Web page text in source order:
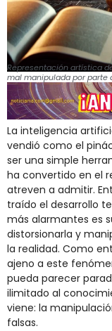
Representación artística
mal manipulada por parte
La inteligencia
vendió como el
ser una simple
ha convertido en el
atreven a admitir.
traído el desarrollo
más alarmantes es
distorsionarla y
la realidad. Como
ajeno a este
pueda parecer
ilimitado al
viene: la
falsas.